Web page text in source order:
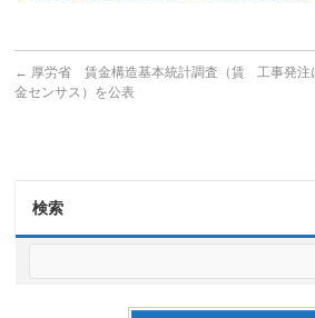
← 厚労省 賃金構造基本統計調査（賃
金センサス）を公表
工事発注
検索